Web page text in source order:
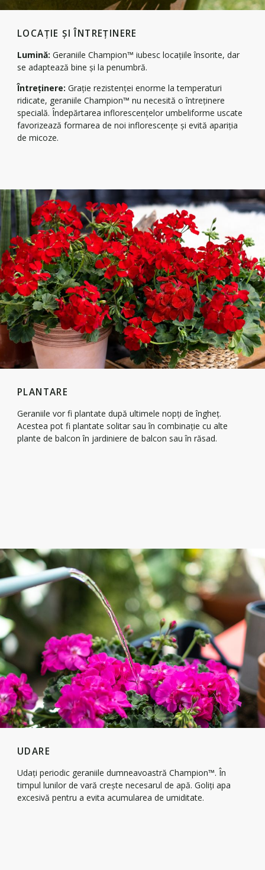
LOCAȚIE ȘI ÎNTREȚINERE
Lumină: Geraniile Champion™ iubesc locațiile însorite, dar
se adaptează bine și la penumbră.
Întreținere: Grație rezistenței enorme la temperaturi
ridicate, geraniile Champion™ nu necesită o întreținere
specială. Îndepărtarea inflorescențelor umbeliforme uscate
favorizează formarea de noi inflorescențe și evită apariția
de micoze.
PLANTARE
Geraniile vor fi plantate după ultimele nopți de îngheț.
Acestea pot fi plantate solitar sau în combinație cu alte
plante de balcon în jardiniere de balcon sau în răsad.
UDARE
Udați periodic geraniile dumneavoastră Champion™. În
timpul lunilor de vară crește necesarul de apă. Goliți apa
excesivă pentru a evita acumularea de umiditate.